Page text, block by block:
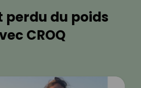
perdu du poids
CROQ